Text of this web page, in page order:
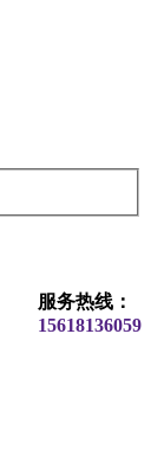
服务热线：
15618136059